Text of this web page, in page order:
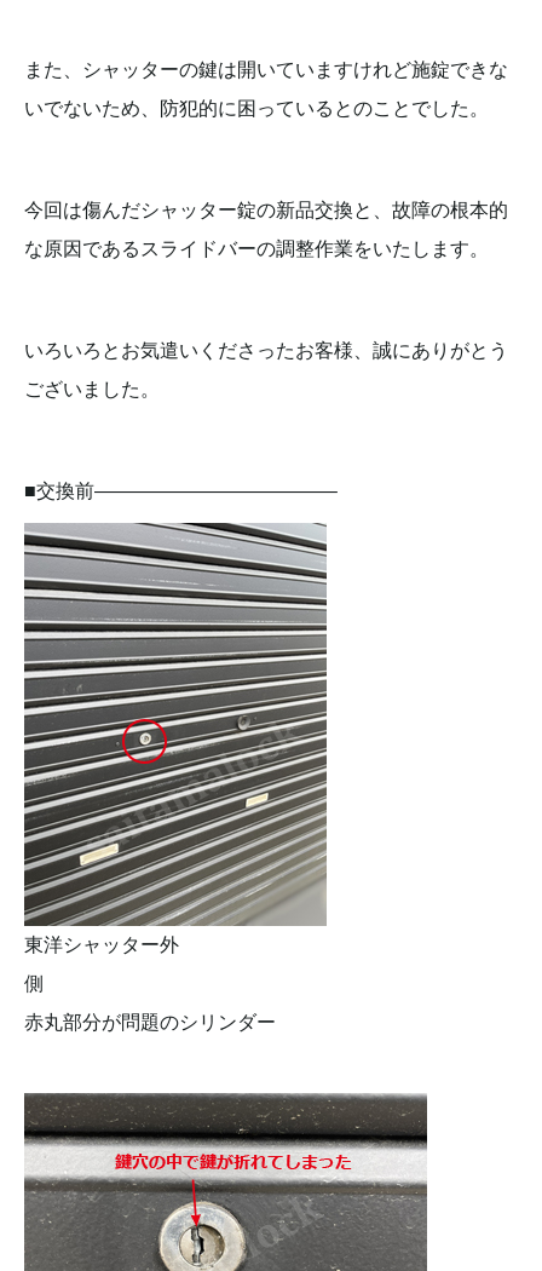
また、シャッターの鍵は開いていますけれど施錠できな
いでないため、防犯的に困っているとのことでした。
今回は傷んだシャッター錠の新品交換と、故障の根本的
な原因であるスライドバーの調整作業をいたします。
いろいろとお気遣いくださったお客様、誠にありがとう
ございました。
■交換前————————————–
東洋シャッター外
側
赤丸部分が問題のシリンダー